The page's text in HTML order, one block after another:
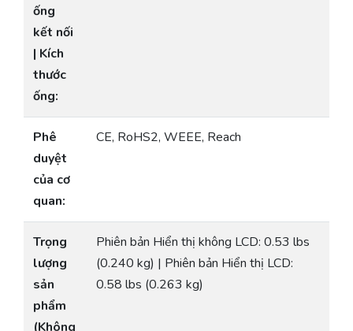
ống
kết nối
| Kích
thước
ống:
Phê
duyệt
của cơ
quan:
CE, RoHS2, WEEE, Reach
Trọng
lượng
sản
phẩm
(Không
Phiên bản Hiển thị không LCD: 0.53 lbs
(0.240 kg) | Phiên bản Hiển thị LCD:
0.58 lbs (0.263 kg)